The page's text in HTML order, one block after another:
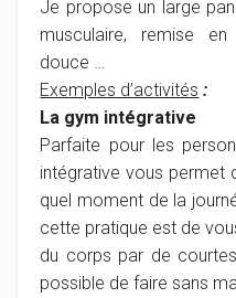
Je propose un large
musculaire, remise
douce …
Exemples d’activités :
La gym intégrative
Parfaite pour les
intégrative vous permet
quel moment de la
cette pratique est de
du corps par de
possible de faire sans